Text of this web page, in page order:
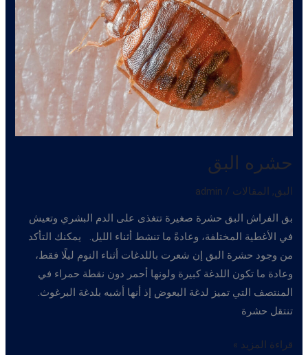
حشره البق
البق, المقالات /
admin
بق الفراش البق حشرة صغيرة تتغذى على الدم البشري وتعيش
في الأغطية المختلفة، وعادةً ما تنشط أثناء الليل. يمكنك التأكد
من وجود حشرة البق إن شعرت باللدغات أثناء النوم ليلًا فقط،
وعادة ما تكون اللدغة كبيرة ولونها أحمر دون نقطة حمراء في
المنتصف التي تميز لدغة البعوض إذ أنها أشبه بلدغة البرغوث.
تنتقل حشرة
حشره
قراءة المزيد »